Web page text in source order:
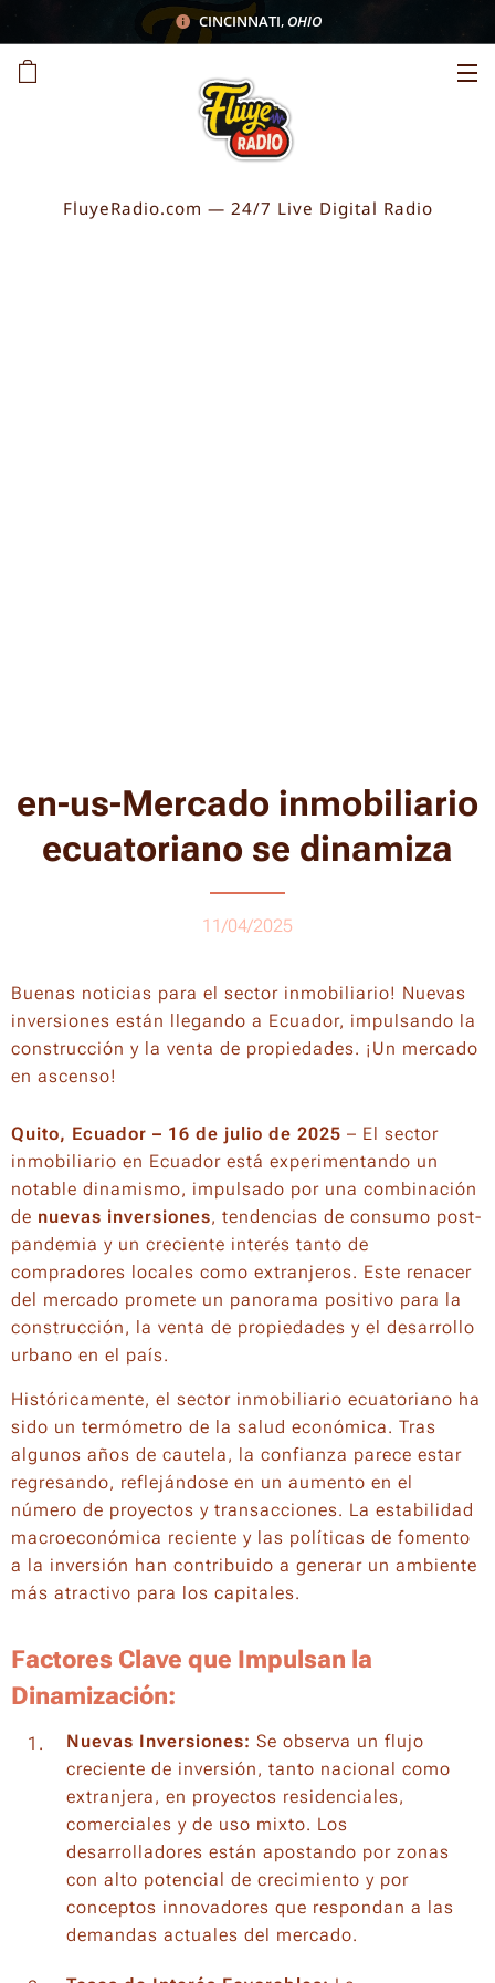
CINCINNATI,OHIO
FluyeRadio.com — 24/7 Live Digital Radio
en-us-Mercado inmobiliario
ecuatoriano se dinamiza
11/04/2025
Buenas noticias para el sector inmobiliario! Nuevas
inversiones están llegando a Ecuador, impulsando la
construcción y la venta de propiedades. ¡Un mercado
en ascenso!
Quito, Ecuador – 16 de julio de 2025 – El sector
inmobiliario en Ecuador está experimentando un
notable dinamismo, impulsado por una combinación
de nuevas inversiones, tendencias de consumo post-
pandemia y un creciente interés tanto de
compradores locales como extranjeros. Este renacer
del mercado promete un panorama positivo para la
construcción, la venta de propiedades y el desarrollo
urbano en el país.
Históricamente, el sector inmobiliario ecuatoriano ha
sido un termómetro de la salud económica. Tras
algunos años de cautela, la confianza parece estar
regresando, reflejándose en un aumento en el
número de proyectos y transacciones. La estabilidad
macroeconómica reciente y las políticas de fomento
a la inversión han contribuido a generar un ambiente
más atractivo para los capitales.
Factores Clave que Impulsan la
Dinamización:
Nuevas Inversiones: Se observa un flujo
creciente de inversión, tanto nacional como
extranjera, en proyectos residenciales,
comerciales y de uso mixto. Los
desarrolladores están apostando por zonas
con alto potencial de crecimiento y por
conceptos innovadores que respondan a las
demandas actuales del mercado.